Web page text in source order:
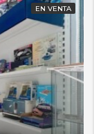
EN VENTA